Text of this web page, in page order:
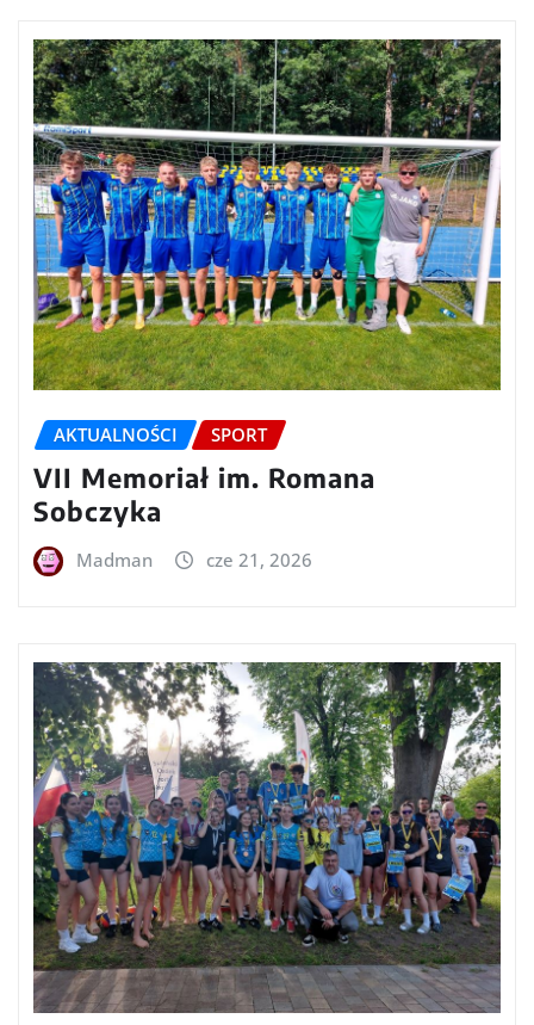
AKTUALNOŚCI SPORT
VII Memoriał im. Romana
Sobczyka
Madman cze 21, 2026